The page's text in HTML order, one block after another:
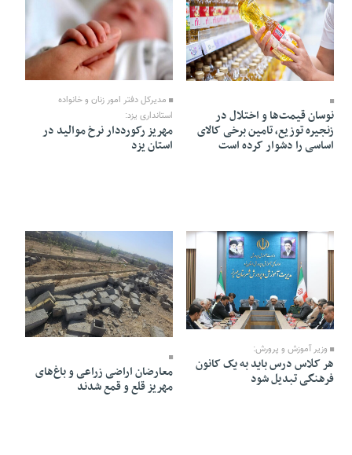
29 Ordibehesht 1405 - 21:14
نوسان قیمت‌ها و اختلال در
زنجیره توزیع، تامین برخی کالای
اساسی را دشوار کرده است
28 Ordibehesht 1405 - 18:58
مدیرکل دفتر امور زنان و خانواده
استانداری یزد:
مهریز رکورددار نرخ موالید در
استان یزد
16 Ordibehesht 1405 - 22:07
وزیر آموزش و پرورش:
هر کلاس درس باید به یک کانون
فرهنگی تبدیل شود
15 Ordibehesht 1405 - 21:54
معارضان اراضی زراعی و باغ‌های
مهریز قلع و قمع شدند